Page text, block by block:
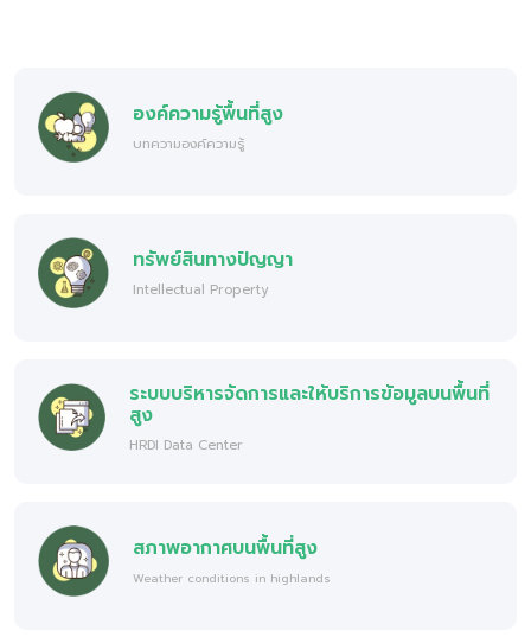
องค์ความรู้พื้นที่สูง
บทความองค์ความรู้
ทรัพย์สินทางปัญญา
Intellectual Property
ระบบบริหารจัดการและให้บริการข้อมูลบนพื้นที่
สูง
HRDI Data Center
สภาพอากาศบนพื้นที่สูง
Weather conditions in highlands